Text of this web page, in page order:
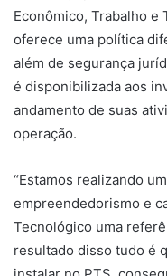
Econômico, Trabalho e
oferece uma política
além de segurança
é disponibilizada aos
andamento de suas
operação.
“Estamos realizando
empreendedorismo e
Tecnológico uma
resultado disso tudo é